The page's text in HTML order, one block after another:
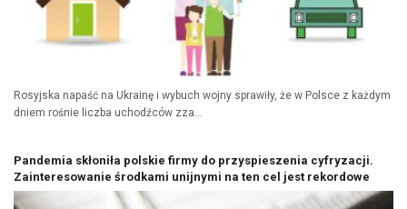
Rosyjska napaść na Ukrainę i wybuch wojny sprawiły, że w Polsce z każdym
dniem rośnie liczba uchodźców zza...
Pandemia skłoniła polskie firmy do przyspieszenia cyfryzacji.
Zainteresowanie środkami unijnymi na ten cel jest rekordowe